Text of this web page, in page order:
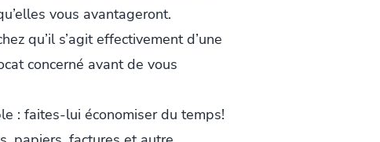
vous avantageront.
qu’il s’agit effectivement d’une
concerné avant de vous
: faites-lui économiser du temps!